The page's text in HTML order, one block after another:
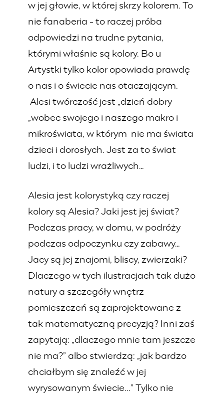
w jej głowie, w której skrzy kolorem. To
nie fanaberia - to raczej próba
odpowiedzi na trudne pytania,
którymi właśnie są kolory. Bo u
Artystki tylko kolor opowiada prawdę
o nas i o świecie nas otaczającym.
Alesi twórczość jest „dzień dobry
„wobec swojego i naszego makro i
mikroświata, w którym nie ma świata
dzieci i dorosłych. Jest za to świat
ludzi, i to ludzi wrażliwych…
Alesia jest kolorystyką czy raczej
kolory są Alesia? Jaki jest jej świat?
Podczas pracy, w domu, w podróży
podczas odpoczynku czy zabawy…
Jacy są jej znajomi, bliscy, zwierzaki?
Dlaczego w tych ilustracjach tak dużo
natury a szczegóły wnętrz
pomieszczeń są zaprojektowane z
tak matematyczną precyzją? Inni zaś
zapytają: „dlaczego mnie tam jeszcze
nie ma?” albo stwierdzą: „jak bardzo
chciałbym się znaleźć w jej
wyrysowanym świecie...” Tylko nie